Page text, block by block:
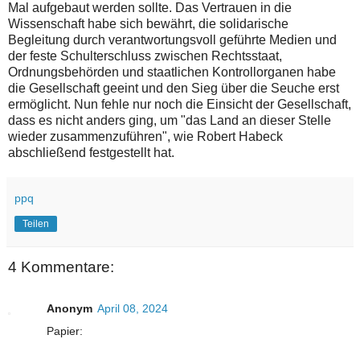
Mal aufgebaut werden sollte. Das Vertrauen in die
Wissenschaft habe sich bewährt, die solidarische
Begleitung durch verantwortungsvoll geführte Medien und
der feste Schulterschluss zwischen Rechtsstaat,
Ordnungsbehörden und staatlichen Kontrollorganen habe
die Gesellschaft geeint und den Sieg über die Seuche erst
ermöglicht. Nun fehle nur noch die Einsicht der Gesellschaft,
dass es nicht anders ging, um "das Land an dieser Stelle
wieder zusammenzuführen", wie Robert Habeck
abschließend festgestellt hat.
ppq
Teilen
4 Kommentare:
Anonym April 08, 2024
Papier: